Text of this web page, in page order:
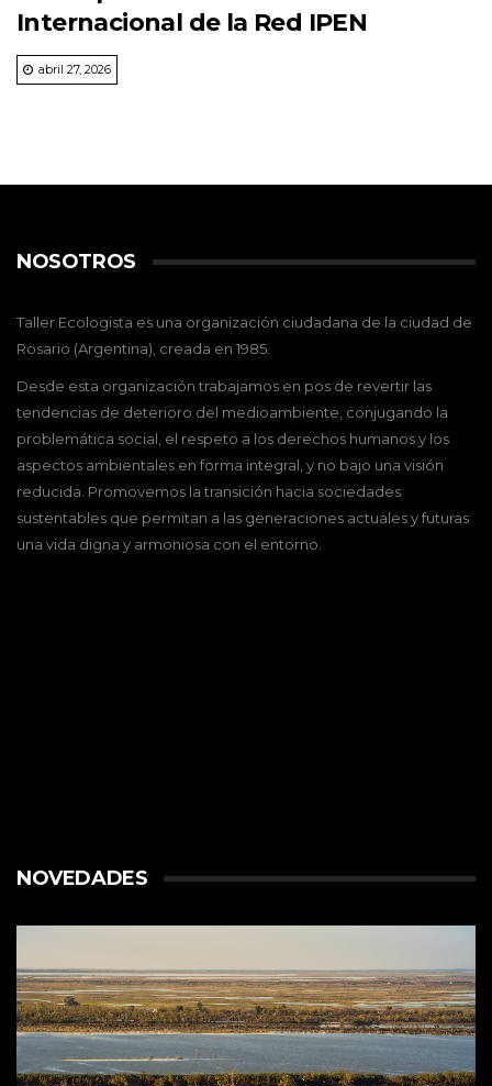
Internacional de la Red IPEN
abril 27, 2026
NOSOTROS
Taller Ecologista es una organización ciudadana de la ciudad de
Rosario (Argentina), creada en 1985.
Desde esta organización trabajamos en pos de revertir las
tendencias de deterioro del medioambiente, conjugando la
problemática social, el respeto a los derechos humanos y los
aspectos ambientales en forma integral, y no bajo una visión
reducida. Promovemos la transición hacia sociedades
sustentables que permitan a las generaciones actuales y futuras
una vida digna y armoniosa con el entorno.
NOVEDADES